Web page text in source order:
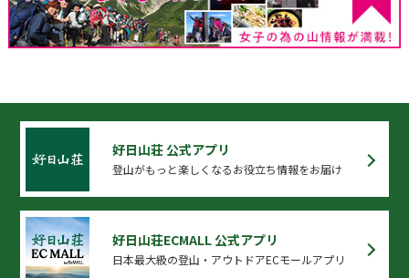
好日山荘 公式アプリ
登山がもっと楽しくなるお役立ち情報をお届け
好日山荘ECMALL 公式アプリ
日本最大級の登山・アウトドアECモールアプリ